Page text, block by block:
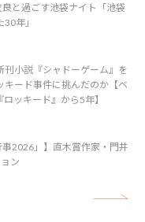
と過ごす池袋ナイト「池袋
年」
刊小説『シャドーゲーム』を
ード事件に挑んだのか【ベ
ッキード』から5年】
事2026」】直木賞作家・門井
ン